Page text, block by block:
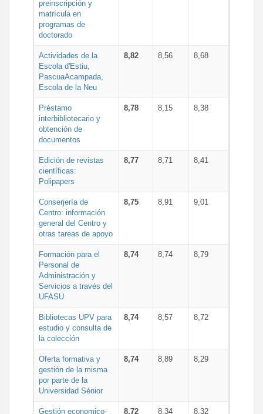
preinscripción y
matrícula en
programas de
doctorado
Actividades de la
Escola d'Estiu,
PascuaAcampada,
Escola de la Neu
8,82 8,56 8,68
Préstamo
interbibliotecario y
obtención de
documentos
8,78 8,15 8,38
Edición de revistas
científicas:
Polipapers
8,77 8,71 8,41
Conserjería de
Centro: información
general del Centro y
otras tareas de apoyo
8,75 8,91 9,01
Formación para el
Personal de
Administración y
Servicios a través del
UFASU
8,74 8,74 8,79
Bibliotecas UPV para
estudio y consulta de
la colección
8,74 8,57 8,72
Oferta formativa y
gestión de la misma
por parte de la
Universidad Sénior
8,74 8,89 8,29
Gestión economico- 8,72 8,34 8,32